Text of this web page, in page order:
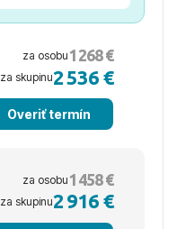
za osobu 1 268 €
za skupinu2 536 €
Overiť termín
za osobu 1 458 €
za skupinu2 916 €